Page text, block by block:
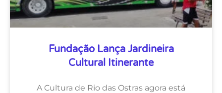
Fundação Lança Jardineira
Cultural Itinerante
A Cultura de Rio das Ostras agora está